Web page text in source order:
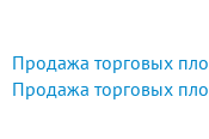
Продажа торговых
Продажа торговых